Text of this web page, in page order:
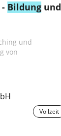
Bildung und
und
von
Vollzeit